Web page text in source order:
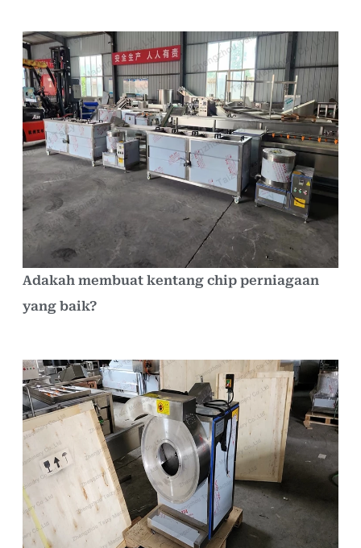
Adakah membuat kentang chip perniagaan
yang baik?